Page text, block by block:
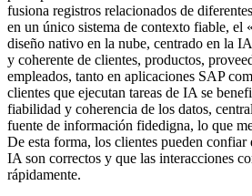
fusiona registros relacionados de
en un único sistema de contexto fiable, el
diseño nativo en la nube, centrado en la
y coherente de clientes, productos,
empleados, tanto en aplicaciones SAP
clientes que ejecutan tareas de IA se
fiabilidad y coherencia de los datos,
fuente de información fidedigna, lo que
De esta forma, los clientes pueden confiar
IA son correctos y que las interacciones
rápidamente.